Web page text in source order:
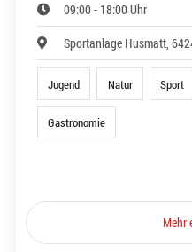
09:00 - 18:00 Uhr
Sportanlage Husmatt,
Jugend Natur Sport
Gastronomie
Mehr